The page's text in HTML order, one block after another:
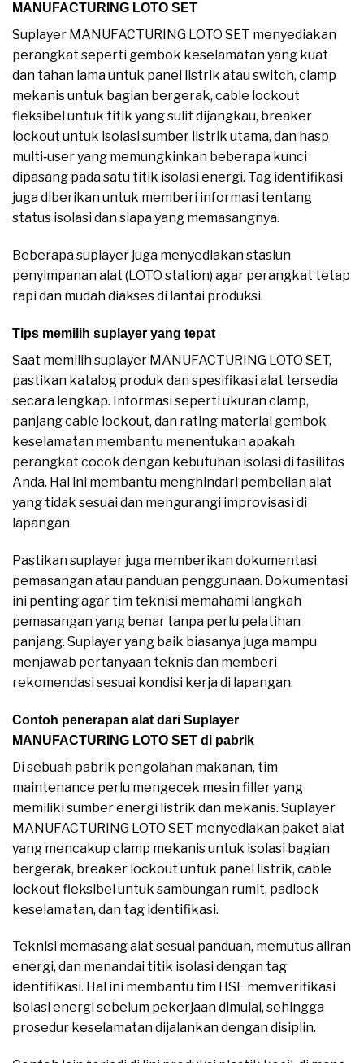
MANUFACTURING LOTO SET
Suplayer MANUFACTURING LOTO SET menyediakan
perangkat seperti gembok keselamatan yang kuat
dan tahan lama untuk panel listrik atau switch, clamp
mekanis untuk bagian bergerak, cable lockout
fleksibel untuk titik yang sulit dijangkau, breaker
lockout untuk isolasi sumber listrik utama, dan hasp
multi‑user yang memungkinkan beberapa kunci
dipasang pada satu titik isolasi energi. Tag identifikasi
juga diberikan untuk memberi informasi tentang
status isolasi dan siapa yang memasangnya.
Beberapa suplayer juga menyediakan stasiun
penyimpanan alat (LOTO station) agar perangkat tetap
rapi dan mudah diakses di lantai produksi.
Tips memilih suplayer yang tepat
Saat memilih suplayer MANUFACTURING LOTO SET,
pastikan katalog produk dan spesifikasi alat tersedia
secara lengkap. Informasi seperti ukuran clamp,
panjang cable lockout, dan rating material gembok
keselamatan membantu menentukan apakah
perangkat cocok dengan kebutuhan isolasi di fasilitas
Anda. Hal ini membantu menghindari pembelian alat
yang tidak sesuai dan mengurangi improvisasi di
lapangan.
Pastikan suplayer juga memberikan dokumentasi
pemasangan atau panduan penggunaan. Dokumentasi
ini penting agar tim teknisi memahami langkah
pemasangan yang benar tanpa perlu pelatihan
panjang. Suplayer yang baik biasanya juga mampu
menjawab pertanyaan teknis dan memberi
rekomendasi sesuai kondisi kerja di lapangan.
Contoh penerapan alat dari Suplayer
MANUFACTURING LOTO SET di pabrik
Di sebuah pabrik pengolahan makanan, tim
maintenance perlu mengecek mesin filler yang
memiliki sumber energi listrik dan mekanis. Suplayer
MANUFACTURING LOTO SET menyediakan paket alat
yang mencakup clamp mekanis untuk isolasi bagian
bergerak, breaker lockout untuk panel listrik, cable
lockout fleksibel untuk sambungan rumit, padlock
keselamatan, dan tag identifikasi.
Teknisi memasang alat sesuai panduan, memutus aliran
energi, dan menandai titik isolasi dengan tag
identifikasi. Hal ini membantu tim HSE memverifikasi
isolasi energi sebelum pekerjaan dimulai, sehingga
prosedur keselamatan dijalankan dengan disiplin.